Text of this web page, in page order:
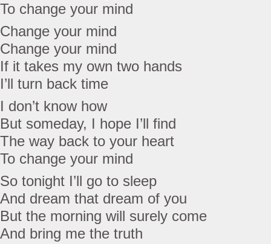
To change your mind
Change your mind
Change your mind
If it takes my own two hands
I’ll turn back time
I don’t know how
But someday, I hope I’ll find
The way back to your heart
To change your mind
So tonight I’ll go to sleep
And dream that dream of you
But the morning will surely come
And bring me the truth